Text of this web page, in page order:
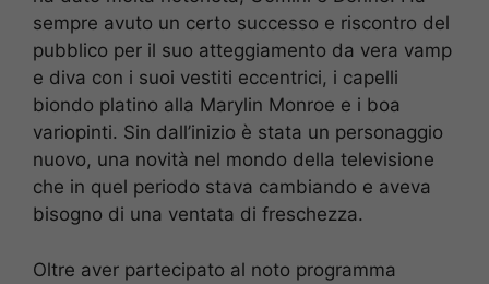
sempre avuto un certo successo e riscontro del
pubblico per il suo atteggiamento da vera vamp
e diva con i suoi vestiti eccentrici, i capelli
biondo platino alla Marylin Monroe e i boa
variopinti. Sin dall’inizio è stata un personaggio
nuovo, una novità nel mondo della televisione
che in quel periodo stava cambiando e aveva
bisogno di una ventata di freschezza.
Oltre aver partecipato al noto programma